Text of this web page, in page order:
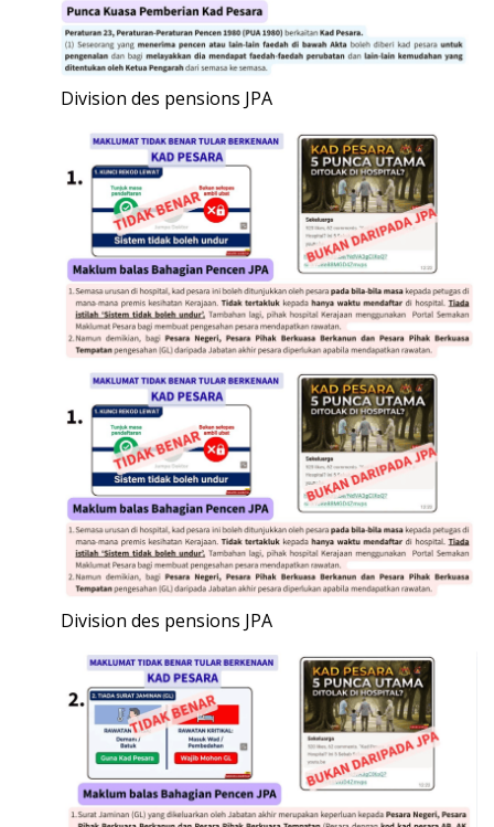
Division des pensions JPA
Division des pensions JPA